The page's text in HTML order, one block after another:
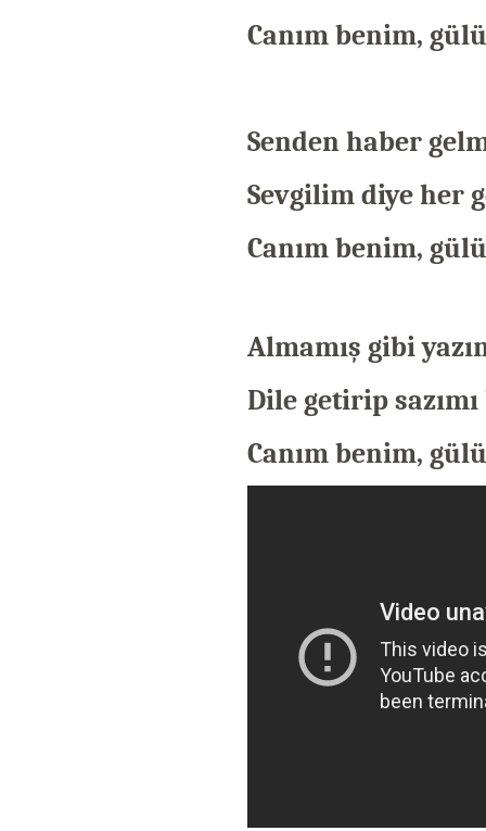
Canım benim,
Senden haber
Sevgilim diye her
Canım benim,
Almamış gibi
Dile getirip
Canım benim,